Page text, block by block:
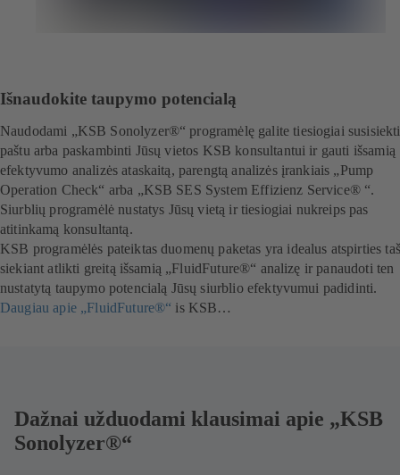
Išnaudokite taupymo potencialą
Naudodami „KSB Sonolyzer®“ programėlę galite tiesiogiai
paštu arba paskambinti Jūsų vietos KSB konsultantui ir gauti išsamią
efektyvumo analizės ataskaitą, parengtą analizės įrankiais „Pump
Operation Check“ arba „KSB SES System Effizienz Service® “.
Siurblių programėlė nustatys Jūsų vietą ir tiesiogiai nukreips pas
atitinkamą konsultantą.
KSB programėlės pateiktas duomenų paketas yra idealus atspirties
siekiant atlikti greitą išsamią „FluidFuture®“ analizę ir panaudoti ten
nustatytą taupymo potencialą Jūsų siurblio efektyvumui padidinti.
Daugiau apie „FluidFuture®“ is KSB…
Dažnai užduodami klausimai apie „KSB
Sonolyzer®“